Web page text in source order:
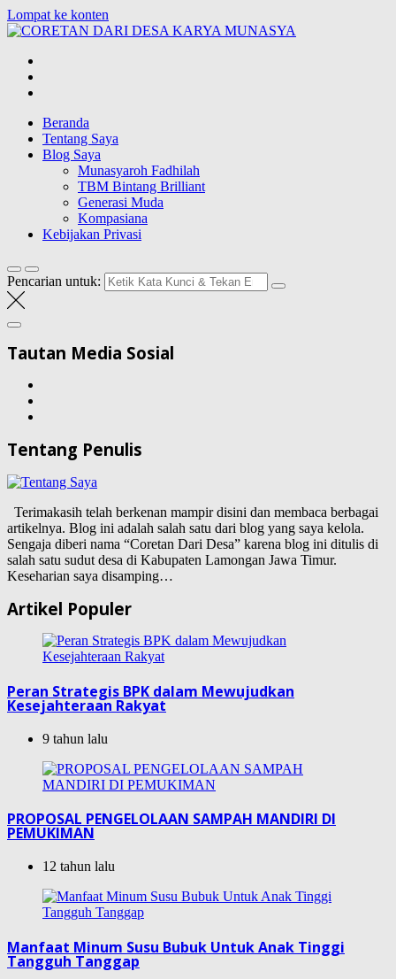
Lompat ke konten
Blog Wong Ndeso yang ingin berbagi berbagai hal di sekitarnya
Beranda
Tentang Saya
Blog Saya
Munasyaroh Fadhilah
TBM Bintang Brilliant
Generasi Muda
Kompasiana
Kebijakan Privasi
Pencarian untuk:
Tautan Media Sosial
Tentang Penulis
Terimakasih telah berkenan mampir disini dan membaca berbagai
artikelnya. Blog ini adalah salah satu dari blog yang saya kelola.
Sengaja diberi nama “Coretan Dari Desa” karena blog ini ditulis di
salah satu sudut desa di Kabupaten Lamongan Jawa Timur.
Keseharian saya disamping…
Artikel Populer
Peran Strategis BPK dalam Mewujudkan
Kesejahteraan Rakyat
9 tahun lalu
PROPOSAL PENGELOLAAN SAMPAH MANDIRI DI
PEMUKIMAN
12 tahun lalu
Manfaat Minum Susu Bubuk Untuk Anak Tinggi
Tangguh Tanggap